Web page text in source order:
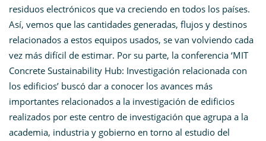
residuos electrónicos que va creciendo en todos los países.
Así, vemos que las cantidades generadas, flujos y destinos
relacionados a estos equipos usados, se van volviendo cada
vez más difícil de estimar. Por su parte, la conferencia ‘MIT
Concrete Sustainability Hub: Investigación relacionada con
los edificios’ buscó dar a conocer los avances más
importantes relacionados a la investigación de edificios
realizados por este centro de investigación que agrupa a la
academia, industria y gobierno en torno al estudio del